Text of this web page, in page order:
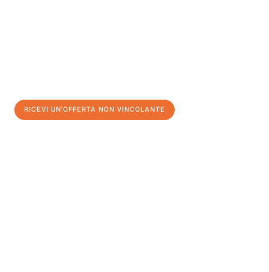
RICEVI UN'OFFERTA NON VINCOLANTE